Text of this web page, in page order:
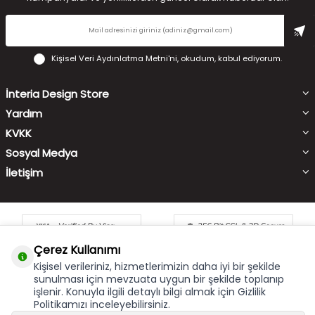
Kişisel Veri Aydınlatma Metni'ni, okudum, kabul ediyorum.
İnteria Design Store
Yardım
KVKK
Sosyal Medya
İletişim
Çerez Kullanımı
Bu site size en iyi alışveriş hizmetini sunabilmek için çerez
Çerez Kullanımı
Kişisel verileriniz, hizmetlerimizin daha iyi bir şekilde
sunulması için mevzuata uygun bir şekilde toplanıp
işlenir. Konuyla ilgili detaylı bilgi almak için Gizlilik
Politikamızı inceleyebilirsiniz.